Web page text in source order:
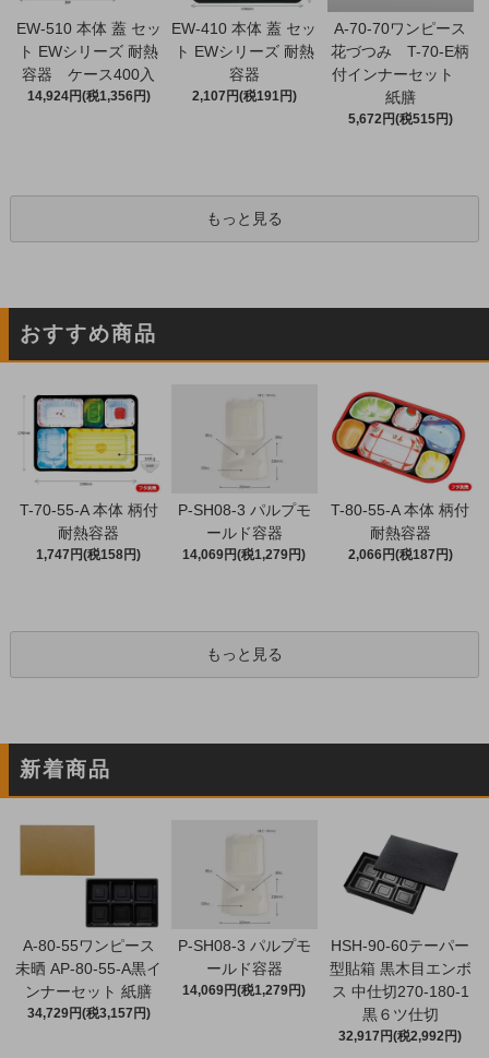
EW-510 本体 蓋 セッ
ト EWシリーズ 耐熱
容器 ケース400入
14,924円(税1,356円)
EW-410 本体 蓋 セッ
ト EWシリーズ 耐熱
容器
2,107円(税191円)
A-70-70ワンピース
花づつみ T-70-E柄
付インナーセット
紙膳
5,672円(税515円)
もっと見る
おすすめ商品
T-70-55-A 本体 柄付
耐熱容器
1,747円(税158円)
P-SH08-3 パルプモ
ールド容器
14,069円(税1,279円)
T-80-55-A 本体 柄付
耐熱容器
2,066円(税187円)
もっと見る
新着商品
A-80-55ワンピース
未晒 AP-80-55-A黒イ
ンナーセット 紙膳
34,729円(税3,157円)
P-SH08-3 パルプモ
ールド容器
14,069円(税1,279円)
HSH-90-60テーパー
型貼箱 黒木目エンボ
ス 中仕切270-180-1
黒６ツ仕切
32,917円(税2,992円)